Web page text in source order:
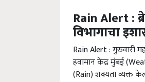
Rain Alert :
विभागाचा
Rain Alert : गुरुवारी
हवामान केंद्र मुंबई
(Rain) शक्यता व्यक्त